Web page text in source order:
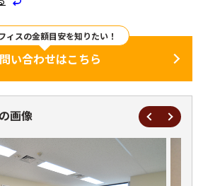
ィスの金額目安を知りたい！
い合わせはこちら
画像